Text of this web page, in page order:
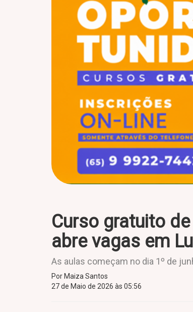
Curso gratuito
abre vagas em
As aulas começam no dia 1º de
Por Maiza Santos
27 de Maio de 2026 às 05:56